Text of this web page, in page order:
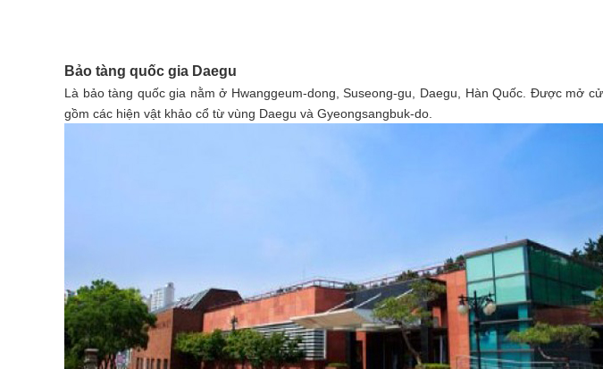
Bảo tàng quốc gia Daegu
Là bảo tàng quốc gia nằm ở Hwanggeum-dong, Suseong-gu, Daegu, Hàn Quốc. Được mở
gồm các hiện vật khảo cổ từ vùng Daegu và Gyeongsangbuk-do.